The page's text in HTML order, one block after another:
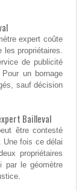
expert coûte
les propriétaires.
de publicité
un bornage
sauf décision
Bailleval
être contesté
Une fois ce délai
propriétaires
par le géomètre